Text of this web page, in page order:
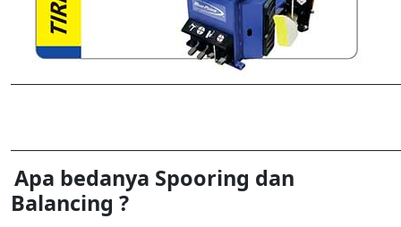
Apa bedanya Spooring dan
Balancing ?